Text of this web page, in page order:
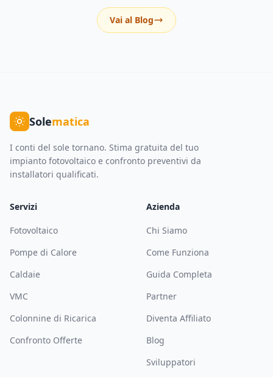
Vai al Blog
Solematica
I conti del sole tornano. Stima gratuita del tuo
impianto fotovoltaico e confronto preventivi da
installatori qualificati.
Servizi
Fotovoltaico
Pompe di Calore
Caldaie
VMC
Colonnine di Ricarica
Confronto Offerte
Azienda
Chi Siamo
Come Funziona
Guida Completa
Partner
Diventa Affiliato
Blog
Sviluppatori